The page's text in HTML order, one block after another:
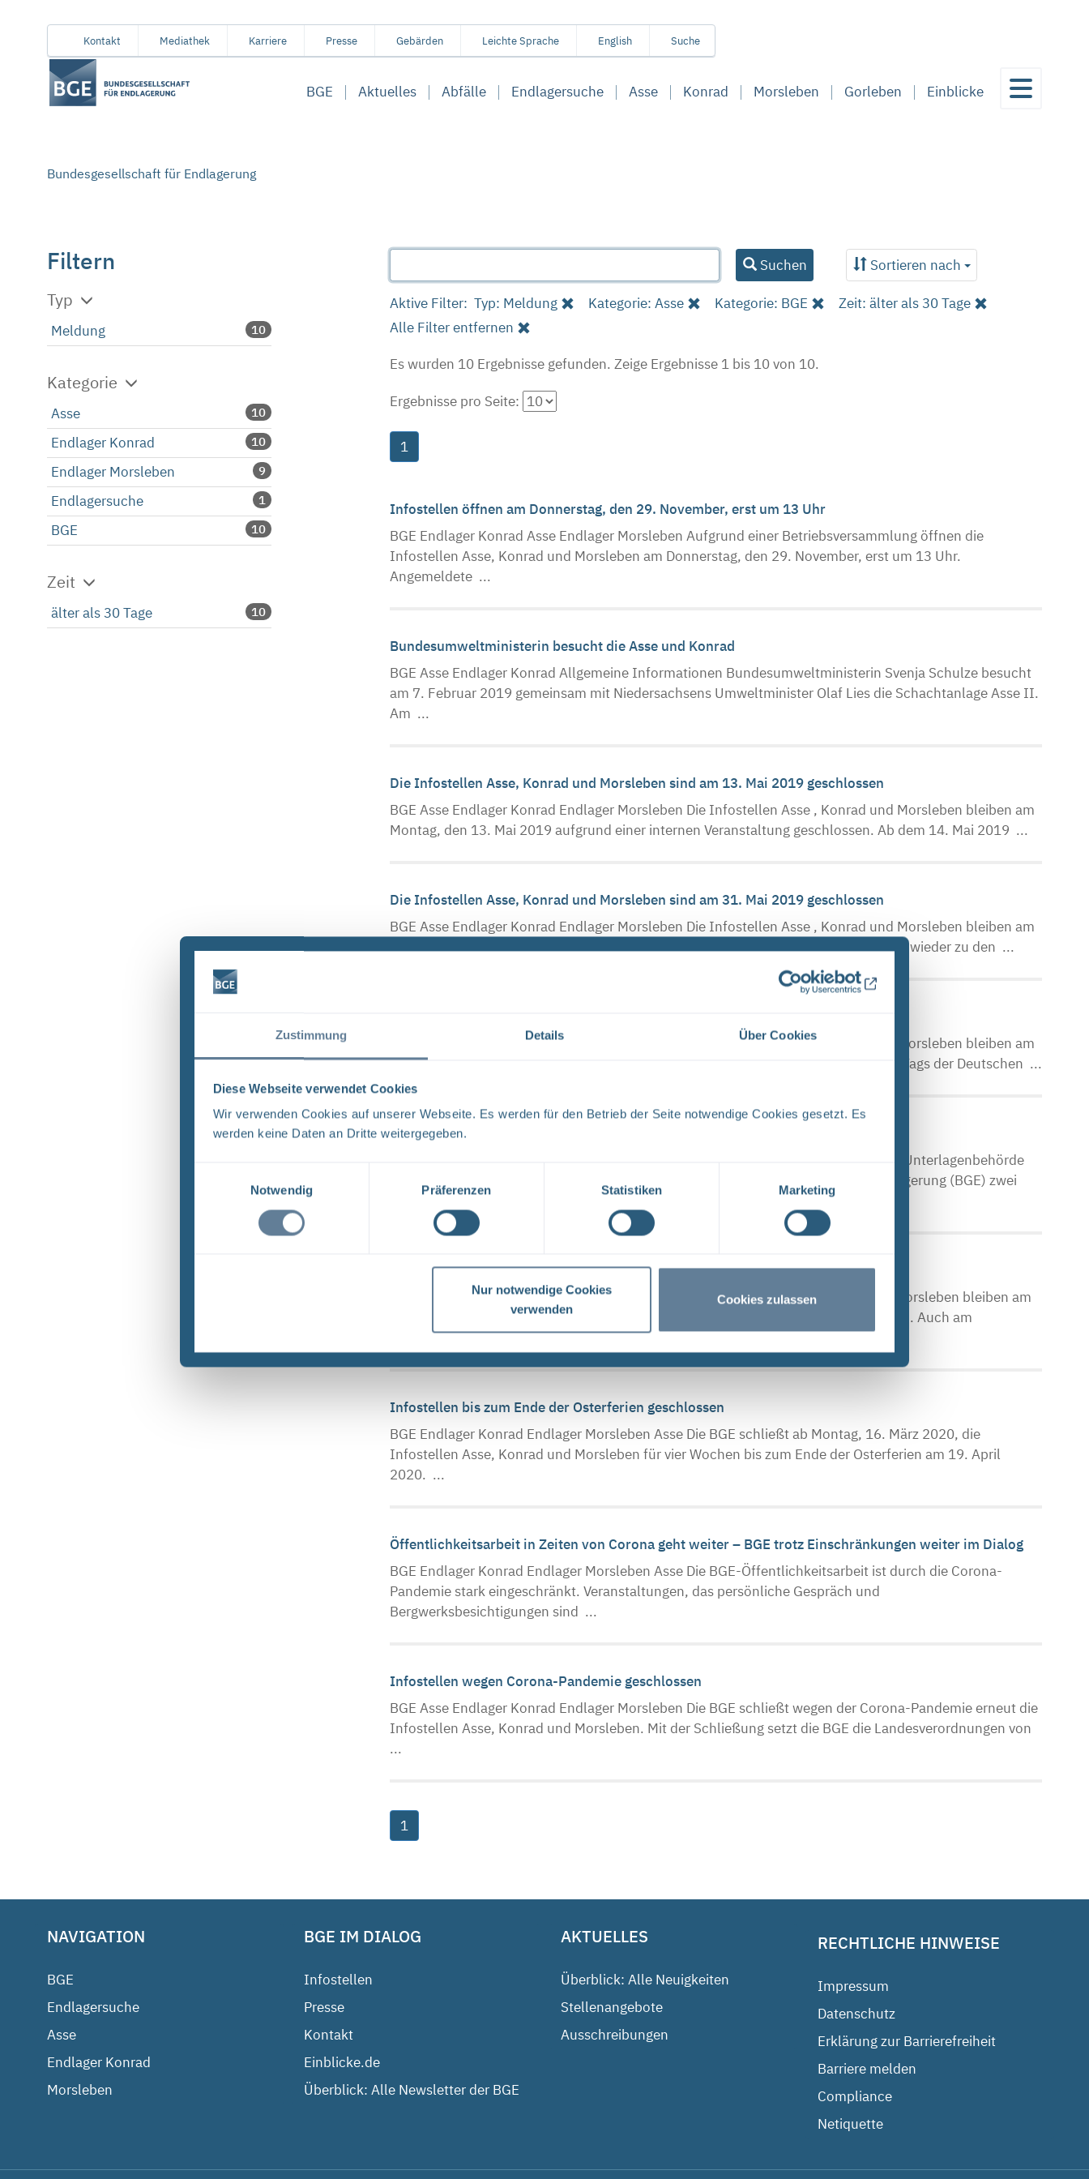
Zustimmung Details Über Cookies
Diese Webseite verwendet Cookies
Wir verwenden Cookies auf unserer Webseite. Es werden für den Betrieb der Seite notwendige Cookies gesetzt. Es
werden keine Daten an Dritte weitergegeben.
Notwendig
Präferenzen Statistiken Marketing
Nur notwendige Cookies
verwenden
Cookies zulassen
folgenden
InhaltsbereichKontakt Mediathek Karriere Presse Gebärden Leichte Sprache English Suche
BGE Aktuelles Abfälle Endlagersuche Asse Konrad Morsleben Gorleben Einblicke
Bundesgesellschaft für Endlagerung
Suchen Sortieren nach
Filtern
Typ
Meldung 10
Kategorie
Asse 10
Endlager Konrad 10
Endlager Morsleben 9
Endlagersuche 1
BGE 10
Zeit
älter als 30 Tage 10
Aktive Filter: Typ: Meldung Kategorie: Asse Kategorie: BGE
Zeit: älter als 30 Tage
Alle Filter entfernen
Es wurden 10 Ergebnisse gefunden. Zeige Ergebnisse 1 bis 10 von 10.
Ergebnisse pro Seite:
1
Infostellen öffnen am Donnerstag, den 29. November, erst um 13 Uhr
BGE Endlager Konrad Asse Endlager Morsleben Aufgrund einer Betriebsversammlung öffnen die
Infostellen Asse, Konrad und Morsleben am Donnerstag, den 29. November, erst um 13 Uhr.
Angemeldete ...
Bundesumweltministerin besucht die Asse und Konrad
BGE Asse Endlager Konrad Allgemeine Informationen Bundesumweltministerin Svenja Schulze besucht
am 7. Februar 2019 gemeinsam mit Niedersachsens Umweltminister Olaf Lies die Schachtanlage Asse II.
Am ...
Die Infostellen Asse, Konrad und Morsleben sind am 13. Mai 2019 geschlossen
BGE Asse Endlager Konrad Endlager Morsleben Die Infostellen Asse , Konrad und Morsleben bleiben am
Montag, den 13. Mai 2019 aufgrund einer internen Veranstaltung geschlossen. Ab dem 14. Mai 2019 ...
Die Infostellen Asse, Konrad und Morsleben sind am 31. Mai 2019 geschlossen
BGE Asse Endlager Konrad Endlager Morsleben Die Infostellen Asse , Konrad und Morsleben bleiben am
Freitag, den 31. Mai 2019, geschlossen. Ab dem 3. Juni 2019 öffnen die Infostellen wieder zu den ...
BGE Asse Endlager Konrad Endlager Morsleben Die Infostellen Asse , Konrad und Morsleben bleiben am
Donnerstag, den 3. Oktober 2019, und Freitag, den 4. Oktober 2019, aufgrund des Tags der Deutschen ...
Neugier, Skepsis, Verständnis und viele Fragen
BGE Endlager Konrad Endlager Morsleben Endlagersuche Asse Zwischen der Stasi-Unterlagenbehörde
und dem Bundesamt für Strahlenschutz (BfS) hat die Bundesgesellschaft für Endlagerung (BGE) zwei
Tage ...
Schließzeiten Infostellen Oktober/November 2019
BGE Asse Endlager Konrad Endlager Morsleben Die Infostellen Asse, Konrad und Morsleben bleiben am
Mittwoch, den 23. Oktober 2019 aufgrund einer internen Veranstaltung geschlossen. Auch am
Donnerstag, ...
Infostellen bis zum Ende der Osterferien geschlossen
BGE Endlager Konrad Endlager Morsleben Asse Die BGE schließt ab Montag, 16. März 2020, die
Infostellen Asse, Konrad und Morsleben für vier Wochen bis zum Ende der Osterferien am 19. April
2020. ...
Öffentlichkeitsarbeit in Zeiten von Corona geht weiter – BGE trotz Einschränkungen weiter im Dialog
BGE Endlager Konrad Endlager Morsleben Asse Die BGE-Öffentlichkeitsarbeit ist durch die Corona-
Pandemie stark eingeschränkt. Veranstaltungen, das persönliche Gespräch und
Bergwerksbesichtigungen sind ...
Infostellen wegen Corona-Pandemie geschlossen
BGE Asse Endlager Konrad Endlager Morsleben Die BGE schließt wegen der Corona-Pandemie erneut die
Infostellen Asse, Konrad und Morsleben. Mit der Schließung setzt die BGE die Landesverordnungen von
...
1
NAVIGATION
BGE
Endlagersuche
Asse
Endlager Konrad
Morsleben
BGE IM DIALOG
Infostellen
Presse
Kontakt
Einblicke.de
Überblick: Alle Newsletter der BGE
AKTUELLES
Überblick: Alle Neuigkeiten
Stellenangebote
Ausschreibungen
RECHTLICHE HINWEISE
Impressum
Datenschutz
Erklärung zur Barrierefreiheit
Barriere melden
Compliance
Netiquette